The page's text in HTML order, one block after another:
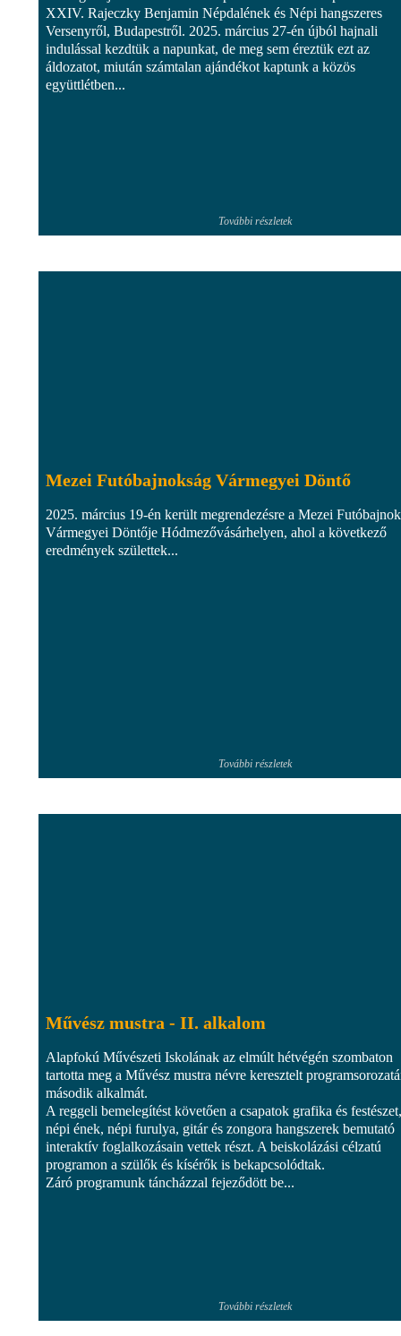
XXIV. Rajeczky Benjamin Népdalének és Népi hangszeres
Versenyről, Budapestről. 2025. március 27-én újból hajnali
indulással kezdtük a napunkat, de meg sem éreztük ezt az
áldozatot, miután számtalan ajándékot kaptunk a közös
együttlétben...
További részletek
Mezei Futóbajnokság Vármegyei Döntő
2025. március 19-én került megrendezésre a Mezei
Vármegyei Döntője Hódmezővásárhelyen, ahol a következő
eredmények születtek...
További részletek
Művész mustra - II. alkalom
Alapfokú Művészeti Iskolának az elmúlt hétvégén szombaton
tartotta meg a Művész mustra névre keresztelt
második alkalmát.
A reggeli bemelegítést követően a csapatok grafika és festészet,
népi ének, népi furulya, gitár és zongora hangszerek bemutató
interaktív foglalkozásain vettek részt. A beiskolázási célzatú
programon a szülők és kísérők is bekapcsolódtak.
Záró programunk táncházzal fejeződött be...
További részletek